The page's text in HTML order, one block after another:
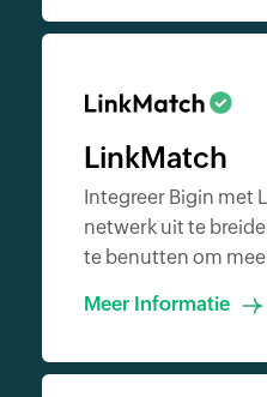
LinkMatch
Integreer Bigin met
netwerk uit te
te benutten om
Meer Informatie